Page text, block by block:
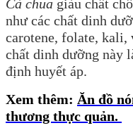
Cà chua giàu chất
như các chất dinh
carotene, folate,
chất dinh dưỡng này
định huyết áp.
Xem thêm: Ăn đồ
thương thực quản.